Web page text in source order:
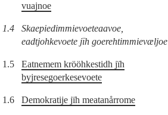
vuajnoe
1.4
Skaepiedimmievoeteaavoe,
eadtjohkevoete jïh goerehtimmievæljoe
1.5
Eatnemem krööhkestidh jïh
byjresegoerkesevoete
1.6 Demokratije jïh meatanårrome